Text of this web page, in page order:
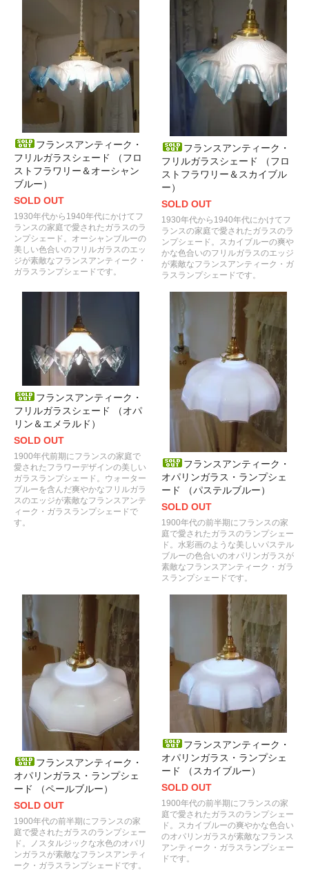
フランスアンティーク・
フリルガラスシェード （フロ
ストフラワリー＆オーシャン
ブルー）
SOLD OUT
1930年代から1940年代にかけてフ
ランスの家庭で愛されたガラスのラ
ンプシェード。オーシャンブルーの
美しい色合いのフリルガラスのエッ
ジが素敵なフランスアンティーク・
ガラスランプシェードです。
フランスアンティーク・
フリルガラスシェード （フロ
ストフラワリー＆スカイブル
ー）
SOLD OUT
1930年代から1940年代にかけてフ
ランスの家庭で愛されたガラスのラ
ンプシェード。スカイブルーの爽や
かな色合いのフリルガラスのエッジ
が素敵なフランスアンティーク・ガ
ラスランプシェードです。
フランスアンティーク・
フリルガラスシェード （オパ
リン＆エメラルド）
SOLD OUT
1900年代前期にフランスの家庭で
愛されたフラワーデザインの美しい
ガラスランプシェード。ウォーター
ブルーを含んだ爽やかなフリルガラ
スのエッジが素敵なフランスアンテ
ィーク・ガラスランプシェードで
す。
フランスアンティーク・
オパリンガラス・ランプシェ
ード （パステルブルー）
SOLD OUT
1900年代の前半期にフランスの家
庭で愛されたガラスのランプシェー
ド。水彩画のような美しいパステル
ブルーの色合いのオパリンガラスが
素敵なフランスアンティーク・ガラ
スランプシェードです。
フランスアンティーク・
オパリンガラス・ランプシェ
ード （ペールブルー）
SOLD OUT
1900年代の前半期にフランスの家
庭で愛されたガラスのランプシェー
ド。ノスタルジックな水色のオパリ
ンガラスが素敵なフランスアンティ
ーク・ガラスランプシェードです。
フランスアンティーク・
オパリンガラス・ランプシェ
ード （スカイブルー）
SOLD OUT
1900年代の前半期にフランスの家
庭で愛されたガラスのランプシェー
ド。スカイブルーの爽やかな色合い
のオパリンガラスが素敵なフランス
アンティーク・ガラスランプシェー
ドです。